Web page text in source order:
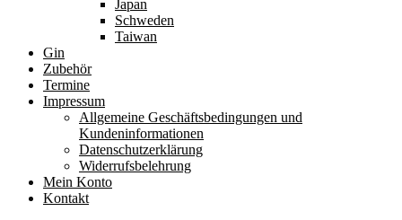
Japan
Schweden
Taiwan
Gin
Zubehör
Termine
Impressum
Allgemeine Geschäftsbedingungen und
Kundeninformationen
Datenschutzerklärung
Widerrufsbelehrung
Mein Konto
Kontakt